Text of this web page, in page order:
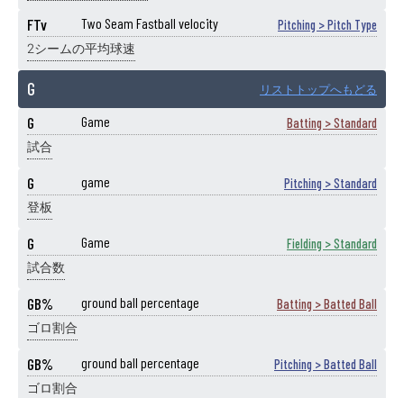
FTv Two Seam Fastball velocity Pitching > Pitch Type
2シームの平均球速
G リストトップへもどる
G Game Batting > Standard
試合
G game Pitching > Standard
登板
G Game Fielding > Standard
試合数
GB% ground ball percentage Batting > Batted Ball
ゴロ割合
GB% ground ball percentage Pitching > Batted Ball
ゴロ割合